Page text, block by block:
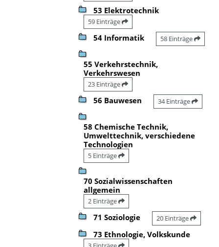
53 Elektrotechnik
59 Einträge
54 Informatik 58 Einträge
55 Verkehrstechnik,
Verkehrswesen
23 Einträge
56 Bauwesen 34 Einträge
58 Chemische Technik,
Umwelttechnik, verschiedene
Technologien
5 Einträge
70 Sozialwissenschaften
allgemein
2 Einträge
71 Soziologie 20 Einträge
73 Ethnologie, Volkskunde